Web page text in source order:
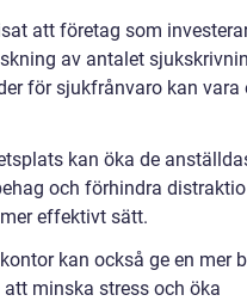
att företag som
av antalet
för sjukfrånvaro kan vara
kan öka de
och förhindra
effektivt sätt.
kan också ge en mer
minska stress och öka